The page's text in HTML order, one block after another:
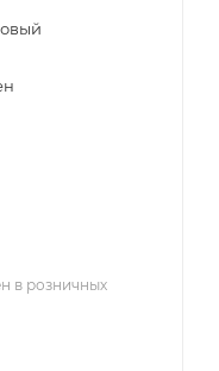
в розничных